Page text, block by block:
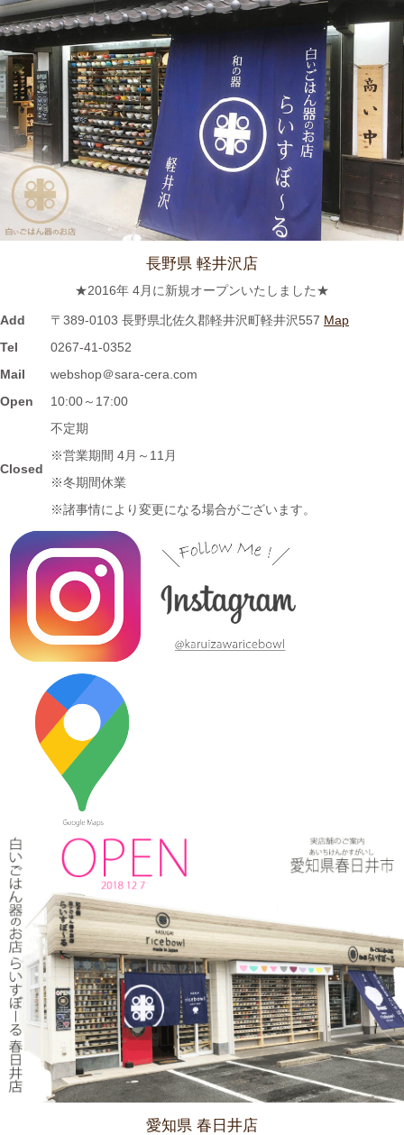
≪テレビで紹介されました≫ 2021年7月12日 CBCテレビ まちイ
チ nice to people『春日井市・専門店』巡りで TKOの木本武宏さ
んが白いごはん器のお店 らいすぼーる 春日井店にいらっしゃい
ました。
2024/3/12
≪ラジオで紹介されました≫ 2021年7月8日 CBCラジオ ドラ魂
キング『レポドラ中継』コーナーに 白いごはん器のお店 らいす
ぼーる 小牧店が出演しました。
≪テレビで紹介されました≫ 2021年5月18日 CBCテレビ チャン
ト！『食卓を彩る豆皿活用術』コーナーに 白いごはん器のお店
らいすぼーる 小牧店が紹介されました。
2024/3/12
≪マガジンで掲載されました≫ 名鉄グループエリア 魅力発見マ
ガジンWind 2021年3月号「田縣神社前駅」に 白いごはん器のお
店 らいすぼーる 小牧店が掲載されました。
『お米特集』コーナーで MAG!C☆PRINCEの平野泰新さんが白
いごはん器のお店 らいすぼーる 春日井店にいらっしゃいまし
2024/3/12
スカ！ハピスタ『美味しく見える!?器の選び方』コーナーで 白い
ごはん器のお店 らいすぼーる 春日井店が紹介されました。
2024/3/12
≪マガジンで掲載されました≫ 流行発信MOOK おでかけ春日井
守山小牧2019-2020 2019年4月号に 白いごはん器のお店 らいす
ぼーる 春日井店が掲載されました。
2024/3/12
≪テレビで紹介されました≫ 2019年5月18日 、東海テレビ ぐっ
さん家！『ぐっさん！オレンジと行く春日井Jeep旅！』で 山口
智充さんが白いごはん器のお店 らいすぼーる 春日井店にいらっ
しゃいました。
2024/2/22
≪おすすめ≫今日は猫の日！猫好きにはたまらないおすすめご飯
茶碗いかがでしょうか？
長野県 軽井沢店
★2016年 4月に新規オープンいたしました★
Add 〒389-0103 長野県北佐久郡軽井沢町軽井沢557 Map
Tel
0267-41-0352
Mail
webshop＠sara-cera.com
Open
10:00～17:00
Closed
不定期
※営業期間 4月～11月
※冬期間休業
※諸事情により変更になる場合がございます。
愛知県 春日井店